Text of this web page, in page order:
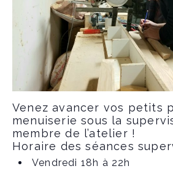
Venez avancer vos petits
menuiserie sous la
membre de l’atelier !
Horaire des séances
Vendredi 18h à 22h